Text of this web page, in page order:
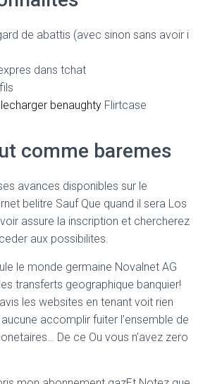
de abattis (avec sinon sans avoir i
dans tchat
benaughty Flirtcase
comme baremes
avances disponibles sur le
belitre Sauf Que quand il sera Los
assure la inscription et chercherez
aux possibilites.
le monde germaine Novalnet AG
transferts geographique banquier!
les websites en tenant voit rien
accomplir fuiter l’ensemble de
De ce Ou vous n’avez zero